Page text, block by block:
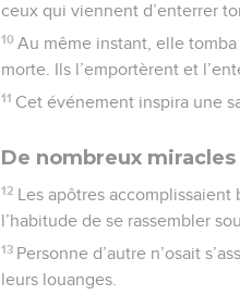
ceux qui viennent d’enterrer
10 Au même instant, elle
morte. Ils l’emportèrent et
11 Cet événement inspira une
De nombreux miracles
12 Les apôtres
l’habitude de se rassembler
13 Personne d’autre n’osait
leurs louanges.